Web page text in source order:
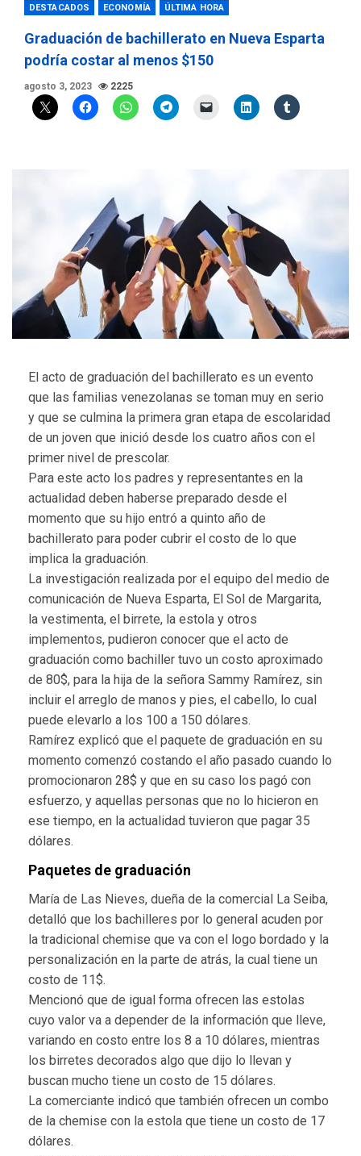
DESTACADOS ECONOMÍA ÚLTIMA HORA
Graduación de bachillerato en Nueva Esparta
podría costar al menos $150
agosto 3, 2023 2225
El acto de graduación del bachillerato es un evento
que las familias venezolanas se toman muy en serio
y que se culmina la primera gran etapa de escolaridad
de un joven que inició desde los cuatro años con el
primer nivel de prescolar.
Para este acto los padres y representantes en la
actualidad deben haberse preparado desde el
momento que su hijo entró a quinto año de
bachillerato para poder cubrir el costo de lo que
implica la graduación.
La investigación realizada por el equipo del medio de
comunicación de Nueva Esparta, El Sol de Margarita,
la vestimenta, el birrete, la estola y otros
implementos, pudieron conocer que el acto de
graduación como bachiller tuvo un costo aproximado
de 80$, para la hija de la señora Sammy Ramírez, sin
incluir el arreglo de manos y pies, el cabello, lo cual
puede elevarlo a los 100 a 150 dólares.
Ramírez explicó que el paquete de graduación en su
momento comenzó costando el año pasado cuando lo
promocionaron 28$ y que en su caso los pagó con
esfuerzo, y aquellas personas que no lo hicieron en
ese tiempo, en la actualidad tuvieron que pagar 35
dólares.
Paquetes de graduación
María de Las Nieves, dueña de la comercial La Seiba,
detalló que los bachilleres por lo general acuden por
la tradicional chemise que va con el logo bordado y la
personalización en la parte de atrás, la cual tiene un
costo de 11$.
Mencionó que de igual forma ofrecen las estolas
cuyo valor va a depender de la información que lleve,
variando en costo entre los 8 a 10 dólares, mientras
los birretes decorados algo que dijo lo llevan y
buscan mucho tiene un costo de 15 dólares.
La comerciante indicó que también ofrecen un combo
de la chemise con la estola que tiene un costo de 17
dólares.